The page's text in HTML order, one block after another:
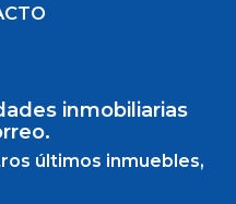
inmobiliarias
últimos inmuebles,